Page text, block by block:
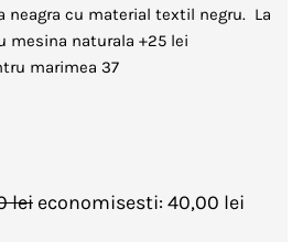
neagra cu material textil negru. La
mesina naturala +25 lei
marimea 37
lei economisesti: 40,00 lei